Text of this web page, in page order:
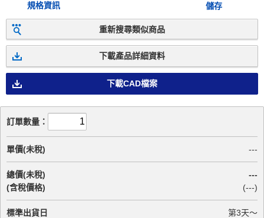
規格資訊 儲存
重新搜尋類似商品
下載產品詳細資料
下載CAD檔案
訂單數量：
單價(未稅) ---
總價(未稅)
(含稅價格)
---
(---)
標準出貨日 第3天～